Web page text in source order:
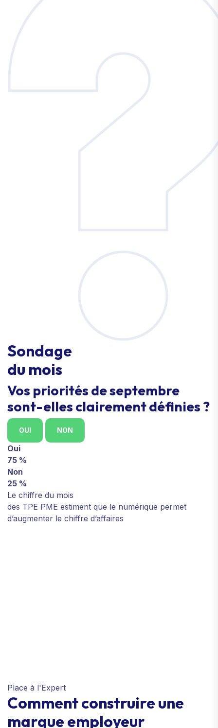
Sondage
du mois
Vos priorités de septembre
sont-elles clairement définies ?
OUI NON
Oui
75 %
Non
25 %
Le chiffre du mois
des TPE PME estiment que le numérique permet
d’augmenter le chiffre d’affaires
Place à l'Expert
Comment construire une
marque employeur